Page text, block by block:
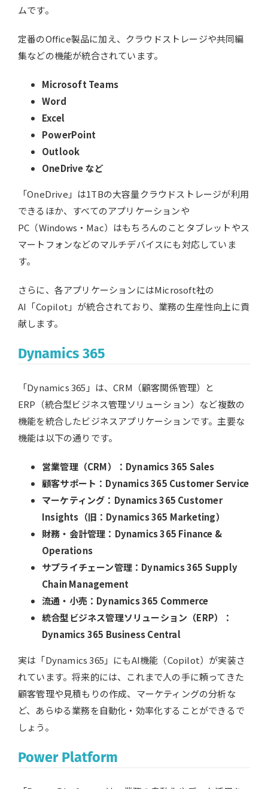
ムです。
定番のOffice製品に加え、クラウドストレージや共同編
集などの機能が統合されています。
Microsoft Teams
Word
Excel
PowerPoint
Outlook
OneDrive など
「OneDrive」は1TBの大容量クラウドストレージが利用
できるほか、すべてのアプリケーションや
PC（Windows・Mac）はもちろんのことタブレットやス
マートフォンなどのマルチデバイスにも対応していま
す。
さらに、各アプリケーションにはMicrosoft社の
AI「Copilot」が統合されており、業務の生産性向上に貢
献します。
Dynamics 365
「Dynamics 365」は、CRM（顧客関係管理）と
ERP（統合型ビジネス管理ソリューション）など複数の
機能を統合したビジネスアプリケーションです。主要な
機能は以下の通りです。
営業管理（CRM）：Dynamics 365 Sales
顧客サポート：Dynamics 365 Customer Service
マーケティング：Dynamics 365 Customer
Insights（旧：Dynamics 365 Marketing）
財務・会計管理：Dynamics 365 Finance &
Operations
サプライチェーン管理：Dynamics 365 Supply
Chain Management
流通・小売：Dynamics 365 Commerce
統合型ビジネス管理ソリューション（ERP）：
Dynamics 365 Business Central
実は「Dynamics 365」にもAI機能（Copilot）が実装さ
れています。将来的には、これまで人の手に頼ってきた
顧客管理や見積もりの作成、マーケティングの分析な
ど、あらゆる業務を自動化・効率化することができるで
しょう。
Power Platform